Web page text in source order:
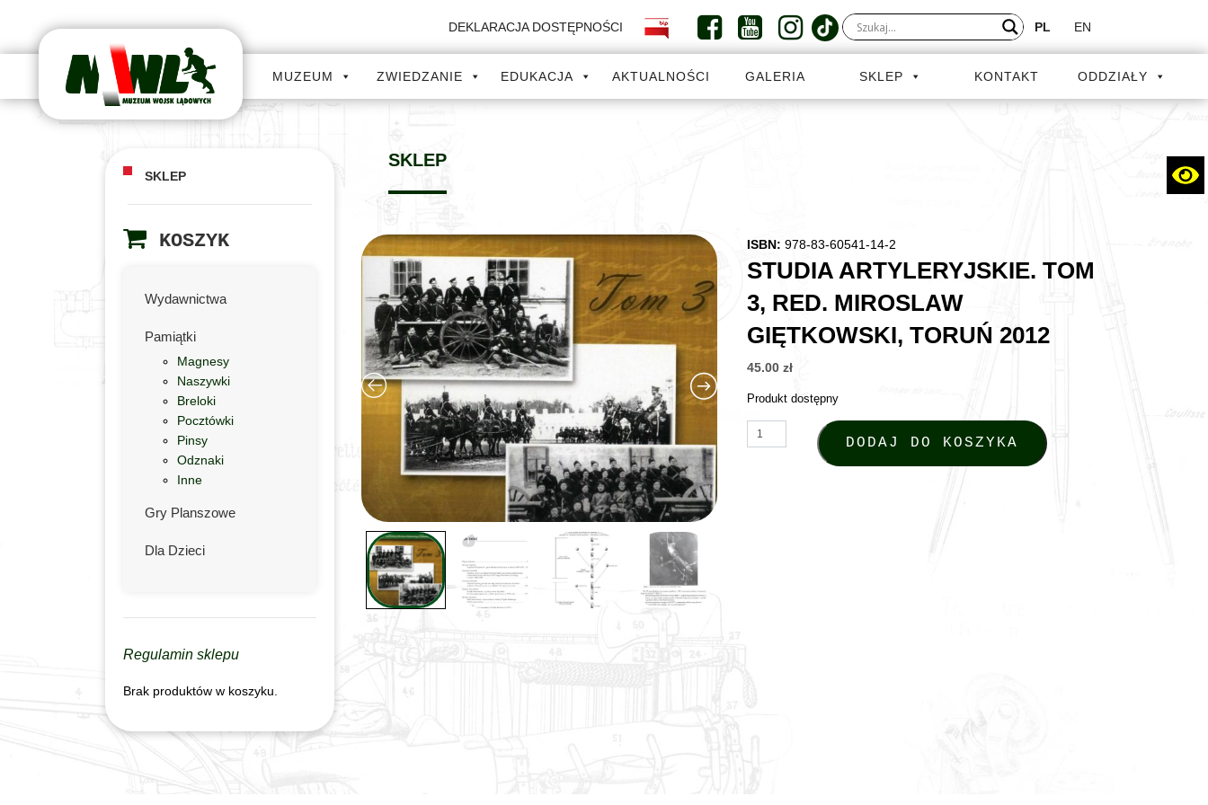
DEKLARACJA DOSTĘPNOŚCI PL EN
MUZEUM ZWIEDZANIE AKTUALNOŚCI
EDUKACJA GALERIA SKLEP KONTAKT ODDZIAŁY
SKLEP
ISBN: 978-83-60541-14-2
STUDIA ARTYLERYJSKIE. TOM
3, RED. MIROSLAW
GIĘTKOWSKI, TORUŃ 2012
45.00 zł
Produkt dostępny
ilość Studia artyleryjskie. Tom 3, red. Miroslaw Giętkowski, Toruń 2012
DODAJ DO KOSZYKA
SKLEP
KOSZYK
Wydawnictwa
Pamiątki
Magnesy
Naszywki
Breloki
Pocztówki
Pinsy
Odznaki
Inne
Gry Planszowe
Dla Dzieci
Regulamin sklepu
Brak produktów w koszyku.